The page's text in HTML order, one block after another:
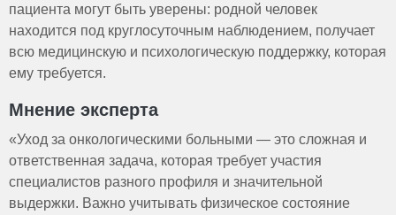
пациента могут быть уверены: родной человек
находится под круглосуточным наблюдением, получает
всю медицинскую и психологическую поддержку, которая
ему требуется.
Мнение эксперта
«Уход за онкологическими больными — это сложная и
ответственная задача, которая требует участия
специалистов разного профиля и значительной
выдержки. Важно учитывать физическое состояние